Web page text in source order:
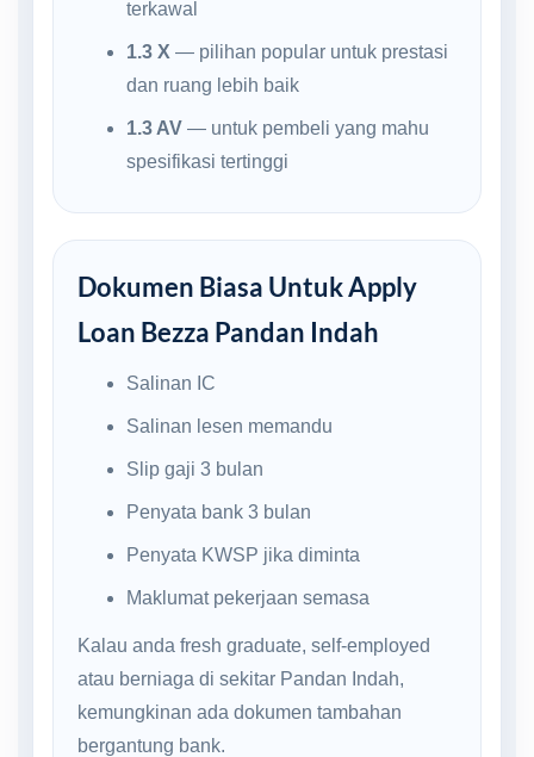
terkawal
1.3 X — pilihan popular untuk prestasi
dan ruang lebih baik
1.3 AV— untuk pembeli yang mahu
spesifikasi tertinggi
Dokumen Biasa Untuk Apply
Loan Bezza Pandan Indah
Salinan IC
Salinan lesen memandu
Slip gaji 3 bulan
Penyata bank 3 bulan
Penyata KWSP jika diminta
Maklumat pekerjaan semasa
Kalau anda fresh graduate, self-employed
atau berniaga di sekitar Pandan Indah,
kemungkinan ada dokumen tambahan
bergantung bank.